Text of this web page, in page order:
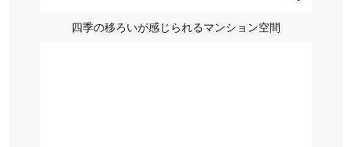
四季の移ろいが感じられるマンション空間